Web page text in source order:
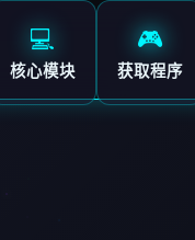
💻
核心模块
🎮
获取程序